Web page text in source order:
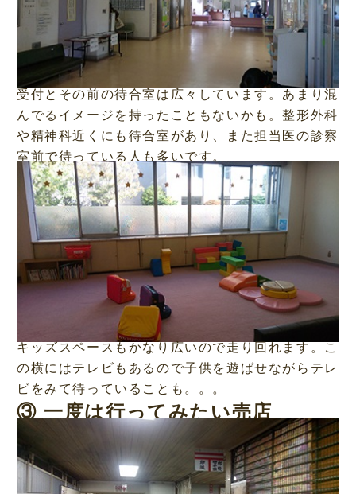
受付とその前の待合室は広々しています。あまり混
んでるイメージを持ったこともないかも。整形外科
や精神科近くにも待合室があり、また担当医の診察
室前で待っている人も多いです。
キッズスペースもかなり広いので走り回れます。こ
の横にはテレビもあるので子供を遊ばせながらテレ
ビをみて待っていることも。。。
③ 一度は行ってみたい売店